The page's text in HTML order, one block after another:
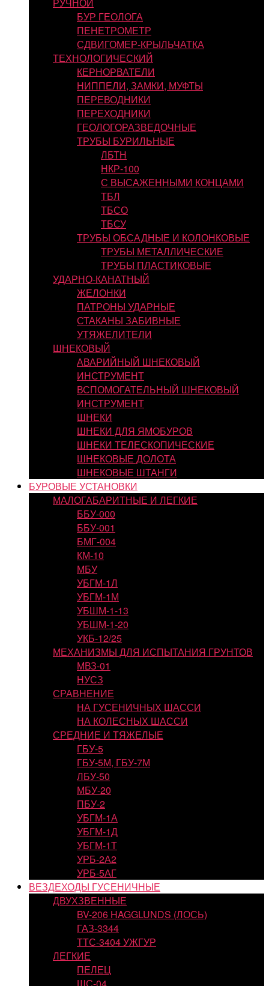
БУР ГЕОЛОГА
ПЕНЕТРОМЕТР
СДВИГОМЕР-КРЫЛЬЧАТКА
ТЕХНОЛОГИЧЕСКИЙ
КЕРНОРВАТЕЛИ
НИППЕЛИ, ЗАМКИ, МУФТЫ
ПЕРЕВОДНИКИ
ПЕРЕХОДНИКИ
ГЕОЛОГОРАЗВЕДОЧНЫЕ
ТРУБЫ БУРИЛЬНЫЕ
ЛБТН
НКР-100
С ВЫСАЖЕННЫМИ КОНЦАМИ
ТБЛ
ТБСО
ТБСУ
ТРУБЫ ОБСАДНЫЕ И КОЛОНКОВЫЕ
ТРУБЫ МЕТАЛЛИЧЕСКИЕ
ТРУБЫ ПЛАСТИКОВЫЕ
УДАРНО-КАНАТНЫЙ
ЖЕЛОНКИ
ПАТРОНЫ УДАРНЫЕ
СТАКАНЫ ЗАБИВНЫЕ
УТЯЖЕЛИТЕЛИ
ШНЕКОВЫЙ
АВАРИЙНЫЙ ШНЕКОВЫЙ
ИНСТРУМЕНТ
ВСПОМОГАТЕЛЬНЫЙ ШНЕКОВЫЙ
ИНСТРУМЕНТ
ШНЕКИ
ШНЕКИ ДЛЯ ЯМОБУРОВ
ШНЕКИ ТЕЛЕСКОПИЧЕСКИЕ
ШНЕКОВЫЕ ДОЛОТА
ШНЕКОВЫЕ ШТАНГИ
БУРОВЫЕ УСТАНОВКИ
МАЛОГАБАРИТНЫЕ И ЛЕГКИЕ
ББУ-000
ББУ-001
БМГ-004
КМ-10
МБУ
УБГМ-1Л
УБГМ-1М
УБШМ-1-13
УБШМ-1-20
УКБ-12/25
МЕХАНИЗМЫ ДЛЯ ИСПЫТАНИЯ ГРУНТОВ
МВЗ-01
НУСЗ
СРАВНЕНИЕ
НА ГУСЕНИЧНЫХ ШАССИ
НА КОЛЕСНЫХ ШАССИ
СРЕДНИЕ И ТЯЖЕЛЫЕ
ГБУ-5
ГБУ-5М, ГБУ-7М
ЛБУ-50
МБУ-20
ПБУ-2
УБГМ-1А
УБГМ-1Д
УБГМ-1Т
УРБ-2А2
УРБ-5АГ
ВЕЗДЕХОДЫ ГУСЕНИЧНЫЕ
ДВУХЗВЕННЫЕ
BV-206 HAGGLUNDS (ЛОСЬ)
ГАЗ-3344
ТТС-3404 УЖГУР
ЛЕГКИЕ
ПЕЛЕЦ